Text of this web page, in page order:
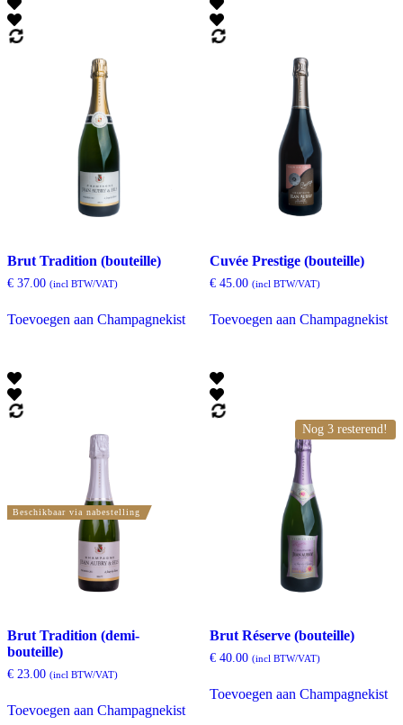
Brut Tradition (bouteille)
€ 37.00 (incl BTW/VAT)
Toevoegen aan Champagnekist
Cuvée Prestige (bouteille)
€45.00 (incl BTW/VAT)
Toevoegen aan Champagnekist
Beschikbaar via nabestelling
Brut Tradition (demi-
bouteille)
€ 23.00 (incl BTW/VAT)
Toevoegen aan Champagnekist
Nog 3 resterend!
Brut Réserve (bouteille)
€40.00 (incl BTW/VAT)
Toevoegen aan Champagnekist